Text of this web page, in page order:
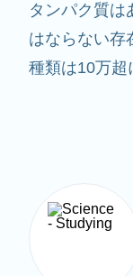
タンパク質は
はならない存
種類は10万超